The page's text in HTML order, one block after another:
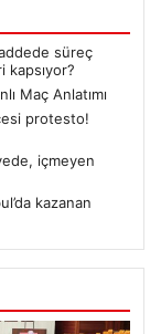
süreç
kapsıyor?
Maç Anlatımı
protesto!
içmeyen
kazanan